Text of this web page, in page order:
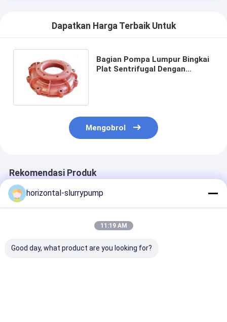
Dapatkan Harga Terbaik Untuk
Bagian Pompa Lumpur Bingkai
Plat Sentrifugal Dengan
Mengobrol
Rekomendasi Produk
horizontal-slurrypump
11:19 AM
Good day, what product are you looking for?